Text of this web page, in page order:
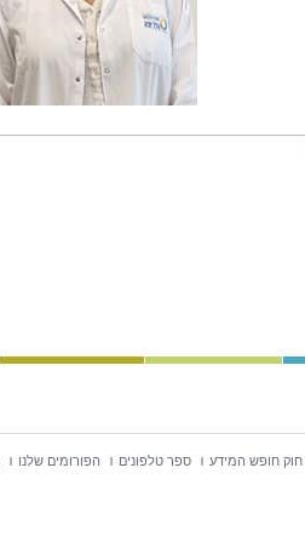
חוק חופש המידע ספר טלפונים הפורומים שלנו